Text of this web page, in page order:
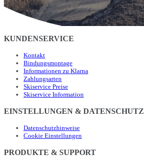
KUNDENSERVICE
Kontakt
Bindungsmontage
Informationen zu Klarna
Zahlungsarten
Skiservice Preise
Skiservice Information
EINSTELLUNGEN & DATENSCHUTZ
Datenschutzhinweise
Cookie Einstellungen
PRODUKTE & SUPPORT